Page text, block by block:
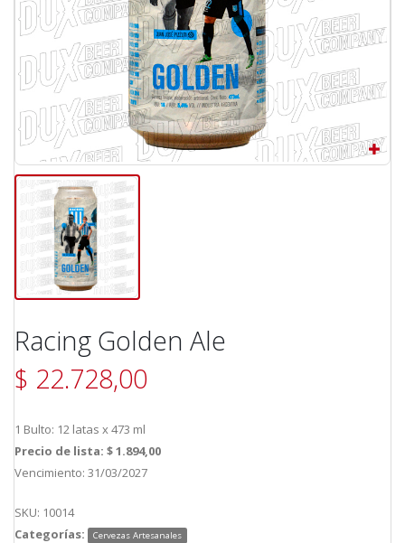
Racing Golden Ale
$ 22.728,00
1 Bulto: 12 latas x 473 ml
Precio de lista: $ 1.894,00
Vencimiento: 31/03/2027
SKU: 10014
Categorías:
Cervezas Artesanales